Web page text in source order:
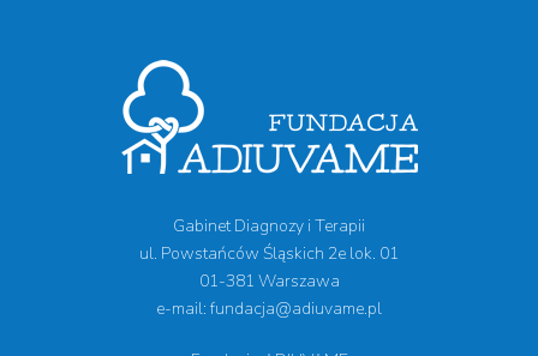
Gabinet Diagnozy i Terapii
ul. Powstańców Śląskich 2e lok. 01
01-381 Warszawa
e-mail: fundacja@adiuvame.pl